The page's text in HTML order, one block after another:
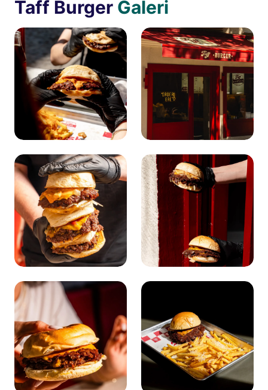
Taff Burger Galeri